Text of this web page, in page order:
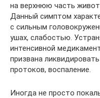
на верхнюю часть
Данный симптом
с сильным
ушах, слабостью.
интенсивной
призвана
протоков, воспаление.
Иногда не просто